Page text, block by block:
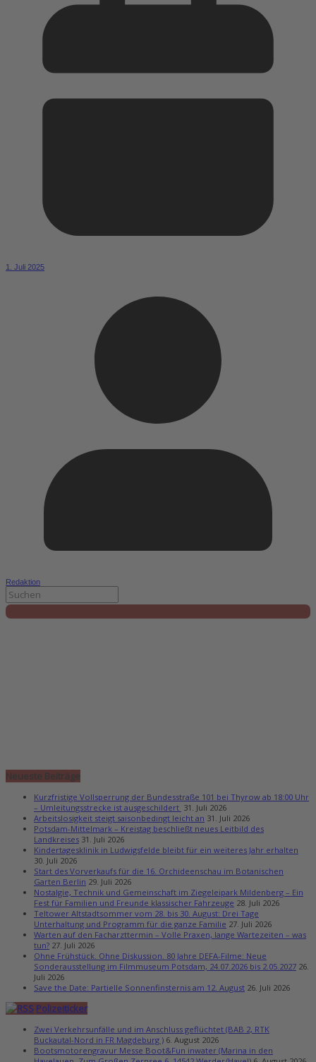
1. Juli 2025
Redaktion
Neueste Beiträge
Kurzfristige Vollsperrung der Bundesstraße 101 bei Thyrow ab 18:00 Uhr
– Umleitungsstrecke ist ausgeschildert 31. Juli 2026
Arbeitslosigkeit steigt saisonbedingt leicht an 31. Juli 2026
Potsdam-Mittelmark – Kreistag beschließt neues Leitbild des
Landkreises 31. Juli 2026
Kindertagesklinik in Ludwigsfelde bleibt für ein weiteres Jahr erhalten
30. Juli 2026
Start des Vorverkaufs für die 16. Orchideenschau im Botanischen
Garten Berlin 29. Juli 2026
Nostalgie, Technik und Gemeinschaft im Ziegeleipark Mildenberg – Ein
Fest für Familien und Freunde klassischer Fahrzeuge 28. Juli 2026
Teltower Altstadtsommer vom 28. bis 30. August: Drei Tage
Unterhaltung und Programm für die ganze Familie 27. Juli 2026
Warten auf den Facharzttermin – Volle Praxen, lange Wartezeiten – was
tun? 27. Juli 2026
Ohne Frühstück. Ohne Diskussion. 80 Jahre DEFA-Filme: Neue
Sonderausstellung im Filmmuseum Potsdam, 24.07.2026 bis 2.05.2027 26.
Juli 2026
Save the Date: Partielle Sonnenfinsternis am 12. August 26. Juli 2026
Polizeiticker
Zwei Verkehrsunfälle und im Anschluss geflüchtet (BAB 2, RTK
Buckautal-Nord in FR Magdeburg ) 6. August 2026
Bootsmotorengravur Messe Boot&Fun inwater (Marina in den